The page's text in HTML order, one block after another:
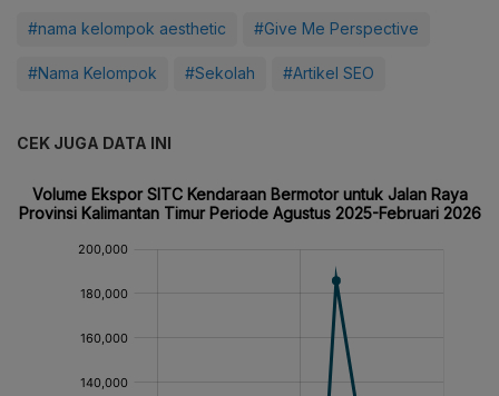
#nama kelompok aesthetic #Give Me Perspective
#Nama Kelompok #Sekolah #Artikel SEO
CEK JUGA DATA INI